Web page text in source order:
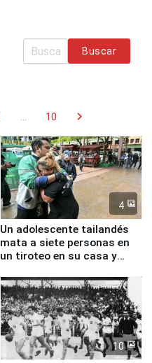
Buscar
10 chevron_right
4
Un adolescente tailandés
mata a siete personas en
un tiroteo en su casa y
10